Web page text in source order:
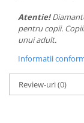
Atentie!
pentru copii.
unui adult.
Informatii
Review-uri(0)